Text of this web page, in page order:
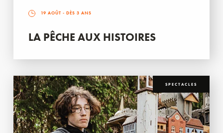
19 AOÛT - DÈS 3 ANS
LA PÊCHE AUX HISTOIRES
SPECTACLES